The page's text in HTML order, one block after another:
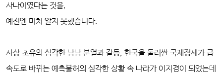
사나이였다는 것을,
예전엔 미처 알지 못했습니다.
사상 초유의 심각한 남남 분열과 갈등, 한국을 둘러싼 국제정세가 급
속도로 바뀌는 예측불허의 심각한 상황 속 나라가 이지경이 되었는데